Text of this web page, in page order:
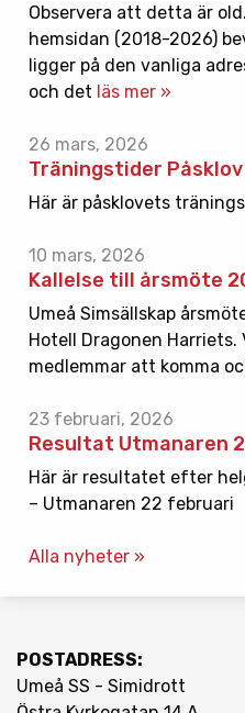
Observera att detta är
hemsidan (2018-2026)
ligger på den vanliga
och det läs mer »
26 mars, 2026
Träningstider Påsklov
Här är påsklovets
10 mars, 2026
Kallelse till årsmöte
Umeå Simsällskap
Hotell Dragonen Harriets.
medlemmar att komma
23 februari, 2026
Resultat Utmanaren
Här är resultatet efter
– Utmanaren 22 februari
Alla nyheter »
POSTADRESS:
Umeå SS - Simidrott